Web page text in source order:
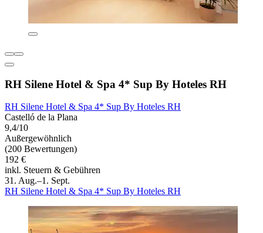
RH Silene Hotel & Spa 4* Sup By Hoteles RH
RH Silene Hotel & Spa 4* Sup By Hoteles RH
Castelló de la Plana
9,4/10
Außergewöhnlich
(200 Bewertungen)
192 €
inkl. Steuern & Gebühren
31. Aug.–1. Sept.
RH Silene Hotel & Spa 4* Sup By Hoteles RH